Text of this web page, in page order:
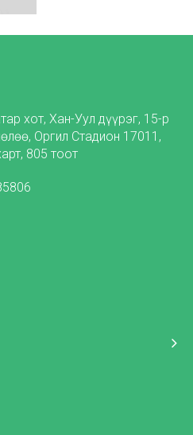
хот, Хан-Уул дүүрэг, 15-р
Оргил Стадион 17011,
805 тоот